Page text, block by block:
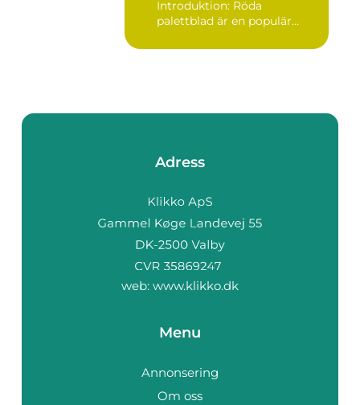
Introduktion: Röda
palettblad är en populär
Adress
web: www.klikko.dk
Menu
Annonsering
Om oss